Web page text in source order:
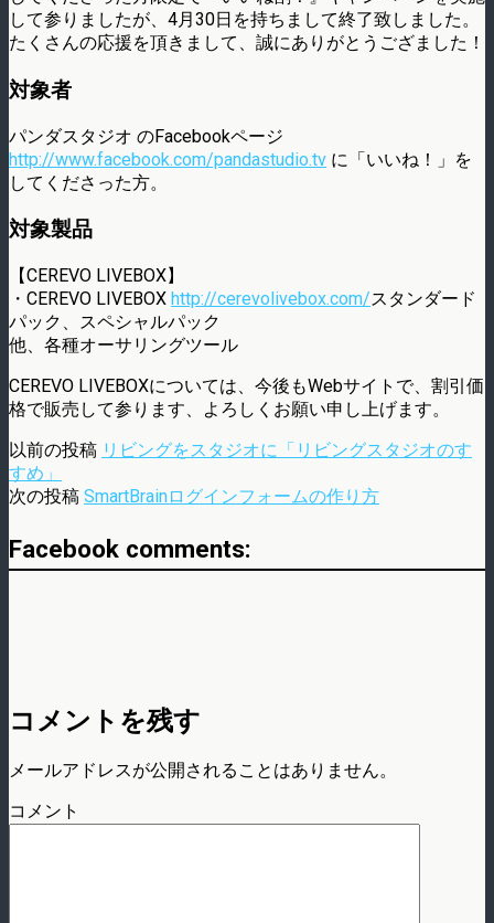
して参りましたが、4月30日を持ちまして終了致しました。
たくさんの応援を頂きまして、誠にありがとうござました！
対象者
パンダスタジオ のFacebookページ
http://www.facebook.com/pandastudio.tv に「いいね！」を
してくださった方。
対象製品
【CEREVO LIVEBOX】
・CEREVO LIVEBOX http://cerevolivebox.com/スタンダード
パック、スペシャルパック
他、各種オーサリングツール
CEREVO LIVEBOXについては、今後もWebサイトで、割引価
格で販売して参ります、よろしくお願い申し上げます。
以前の投稿 リビングをスタジオに「リビングスタジオのす
すめ」
次の投稿 SmartBrainログインフォームの作り方
Facebook comments:
コメントを残す
メールアドレスが公開されることはありません。
コメント